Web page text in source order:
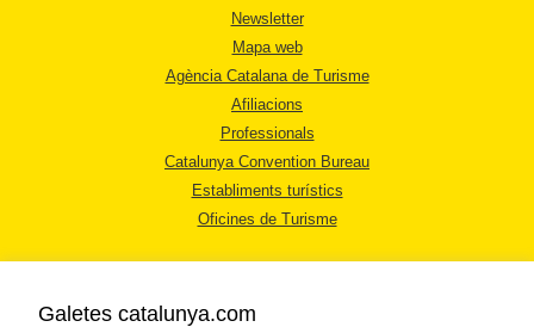
Newsletter
Mapa web
Agència Catalana de Turisme
Afiliacions
Professionals
Catalunya Convention Bureau
Establiments turístics
Oficines de Turisme
Galetes catalunya.com